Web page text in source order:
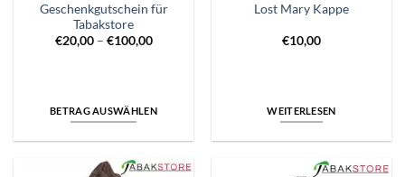
Geschenkgutschein für
Tabakstore
€20,00 – €100,00Price
BETRAG AUSWÄHLEN
Lost Mary Kappe
€10,00
WEITERLESEN